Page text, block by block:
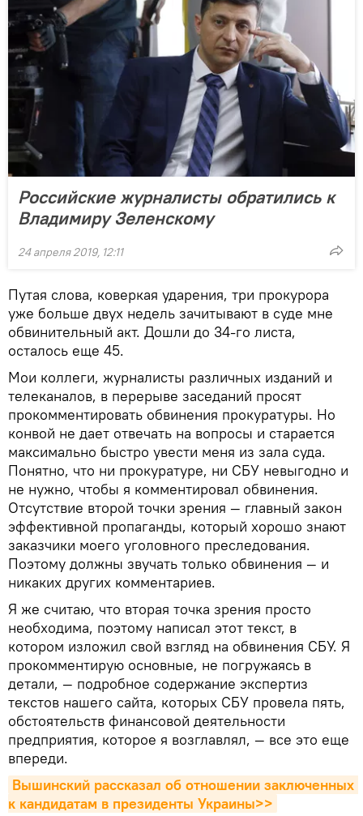
Российские журналисты обратились к
Владимиру Зеленскому
24 апреля 2019, 12:11
Путая слова, коверкая ударения, три прокурора
уже больше двух недель зачитывают в суде мне
обвинительный акт. Дошли до 34-го листа,
осталось еще 45.
Мои коллеги, журналисты различных изданий и
телеканалов, в перерыве заседаний просят
прокомментировать обвинения прокуратуры. Но
конвой не дает отвечать на вопросы и старается
максимально быстро увести меня из зала суда.
Понятно, что ни прокуратуре, ни СБУ невыгодно и
не нужно, чтобы я комментировал обвинения.
Отсутствие второй точки зрения — главный закон
эффективной пропаганды, который хорошо знают
заказчики моего уголовного преследования.
Поэтому должны звучать только обвинения — и
никаких других комментариев.
Я же считаю, что вторая точка зрения просто
необходима, поэтому написал этот текст, в
котором изложил свой взгляд на обвинения СБУ. Я
прокомментирую основные, не погружаясь в
детали, — подробное содержание экспертиз
текстов нашего сайта, которых СБУ провела пять,
обстоятельств финансовой деятельности
предприятия, которое я возглавлял, — все это еще
впереди.
Вышинский рассказал об отношении заключенных
к кандидатам в президенты Украины>>